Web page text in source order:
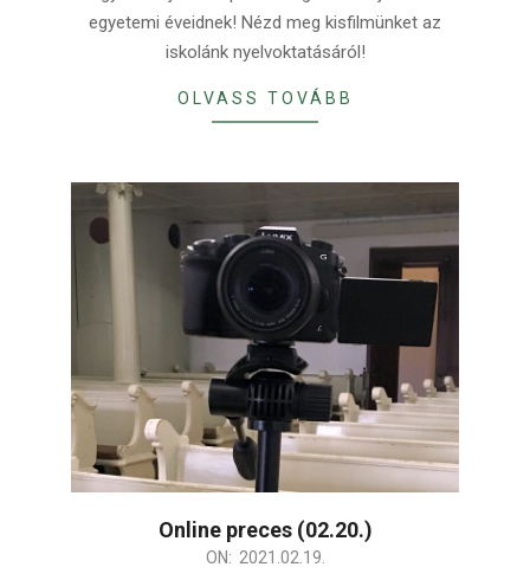
egyetemi éveidnek! Nézd meg kisfilmünket az
iskolánk nyelvoktatásáról!
OLVASS TOVÁBB
Online preces (02.20.)
ON: 2021.02.19.